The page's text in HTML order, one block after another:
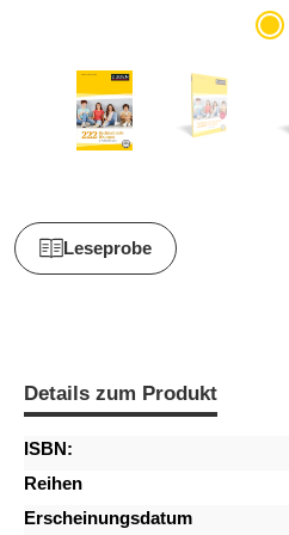
Leseprobe
Details zum Produkt
ISBN:
Reihen
Erscheinungsdatum